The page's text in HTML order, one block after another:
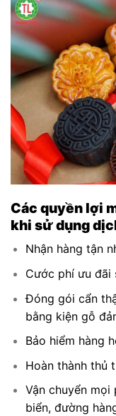
Các quyền lợi
khi sử dụng
Nhận hàng tận
Cước phí ưu đãi
Đóng gói cẩn
bằng kiện gỗ
Bảo hiểm hàng
Hoàn thành thủ
Vận chuyển
biển, đường